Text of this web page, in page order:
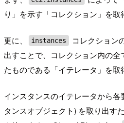
り」を示す「コレクション」を取
更に、 instances コレクション
出すことで、コレクション内の
たものである「イテレータ」を取
インスタンスのイテレータから
タンスオブジェクト) を取り出す